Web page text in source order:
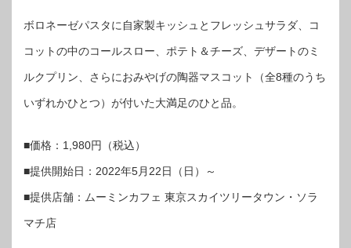
ボロネーゼパスタに自家製キッシュとフレッシュサラダ、コ
コットの中のコールスロー、ポテト＆チーズ、デザートのミ
ルクプリン、さらにおみやげの陶器マスコット（全8種のうち
いずれかひとつ）が付いた大満足のひと品。
■価格：1,980円（税込）
■提供開始日：2022年5月22日（日）～
■提供店舗：ムーミンカフェ 東京スカイツリータウン・ソラ
マチ店